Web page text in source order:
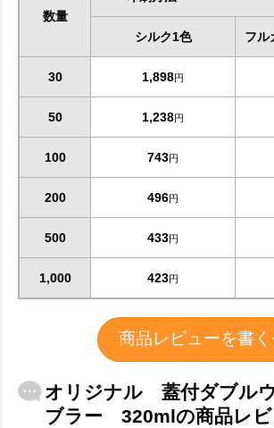
数量
シルク1色 フル
30 1,898円
50 1,238円
100 743円
200 496円
500 433円
1,000 423円
商品レビューを書
オリジナル 蓋付ダブル
ブラー 320mlの商品レビ